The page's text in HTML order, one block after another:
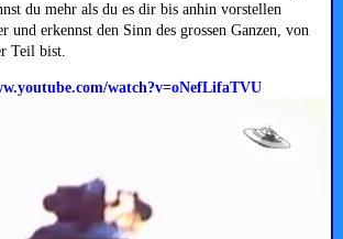
du mehr als du es dir bis anhin vorstellen
und erkennst den Sinn des grossen Ganzen, von
Teil bist.
watch?v=oNefLifaTVU